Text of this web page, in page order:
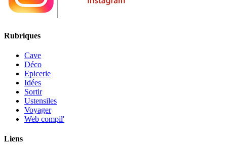
Rubriques
Cave
Déco
Epicerie
Idées
Sortir
Ustensiles
Voyager
Web compil'
Liens